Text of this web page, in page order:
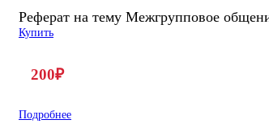
Реферат на тему Межгрупповое
Купить
200₽
Подробнее